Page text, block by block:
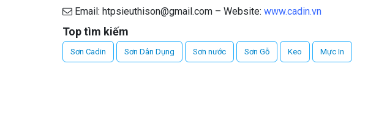
Email: htpsieuthison@gmail.com – Website: www.cadin.vn
Top tìm kiếm
Sơn Cadin Sơn Dân Dụng Sơn nước Sơn Gỗ Keo Mực In